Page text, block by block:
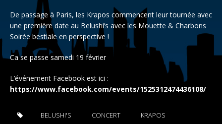
De passage à Paris, les Krapos commencent leur tournée avec
une première date au Belushi’s avec les Mouette & Charbons
Soirée bestiale en perspective !
Ca se passe samedi 19 février
L’événement Facebook est ici :
https://www.facebook.com/events/1525312474436108/
BELUSHI'S CONCERT KRAPOS